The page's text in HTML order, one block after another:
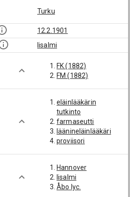
Turku
12.2.1901
Iisalmi
FK (1882)
FM (1882)
eläinlääkärin
tutkinto
farmaseutti
läänineläinlääkäri
proviisori
Hannover
Iisalmi
Åbo lyc.